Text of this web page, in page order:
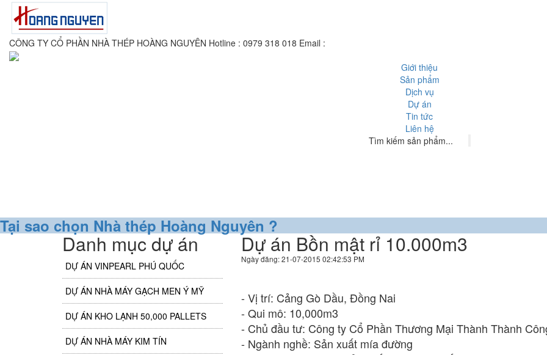
CÔNG TY CỔ PHẦN NHÀ THÉP HOÀNG NGUYÊN Hotline : 0979 318 018 Email :
Giới thiệu
Sản phẩm
Dịch vụ
Dự án
Tin tức
Liên hệ
Tại sao chọn Nhà thép Hoàng Nguyên ?
Danh mục dự án
DỰ ÁN VINPEARL PHÚ QUỐC
DỰ ÁN NHÀ MÁY GẠCH MEN Ý MỸ
DỰ ÁN KHO LẠNH 50,000 PALLETS
DỰ ÁN NHÀ MÁY KIM TÍN
Dự án Bồn mật rỉ 10.000m3
Ngày đăng: 21-07-2015 02:42:53 PM
- Vị trí: Cảng Gò Dầu, Đồng Nai
- Qui mô: 10,000m3
- Chủ đầu tư: Công ty Cổ Phần Thương Mại Thành Thành
- Ngành nghề: Sản xuất mía đường